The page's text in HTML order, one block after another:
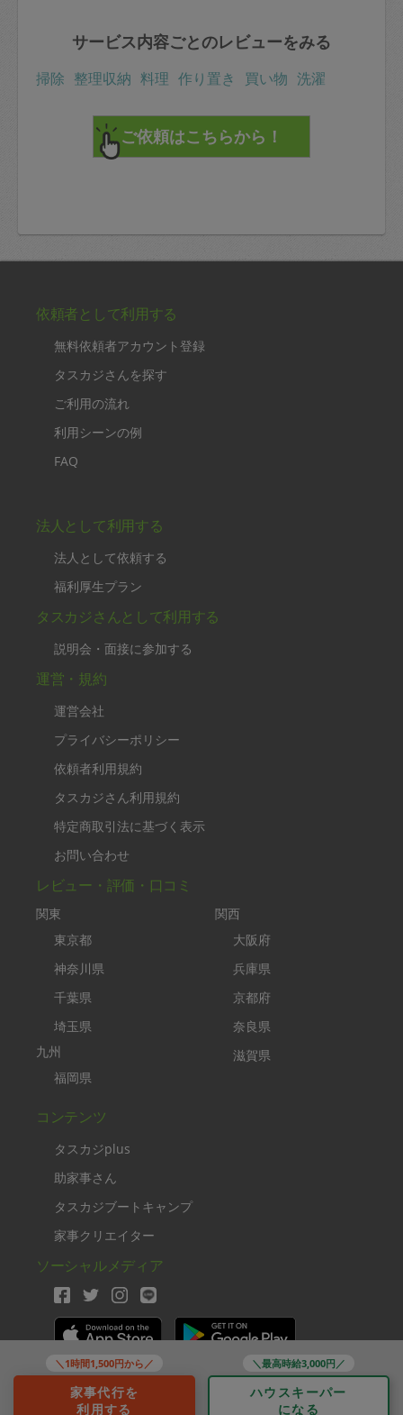
＼1時間1,500円から／
家事代行を
利用する
＼最高時給3,000円／
ハウスキーパー
になる
サービス内容ごとのレビューをみる
掃除 整理収納 料理 作り置き 買い物 洗濯
依頼者として利用する
無料依頼者アカウント登録
タスカジさんを探す
ご利用の流れ
利用シーンの例
FAQ
法人として利用する
法人として依頼する
福利厚生プラン
タスカジさんとして利用する
説明会・面接に参加する
運営・規約
運営会社
プライバシーポリシー
依頼者利用規約
タスカジさん利用規約
特定商取引法に基づく表示
お問い合わせ
レビュー・評価・口コミ
関東
東京都
神奈川県
千葉県
埼玉県
九州
福岡県
関西
大阪府
兵庫県
京都府
奈良県
滋賀県
コンテンツ
タスカジplus
助家事さん
タスカジブートキャンプ
家事クリエイター
ソーシャルメディア